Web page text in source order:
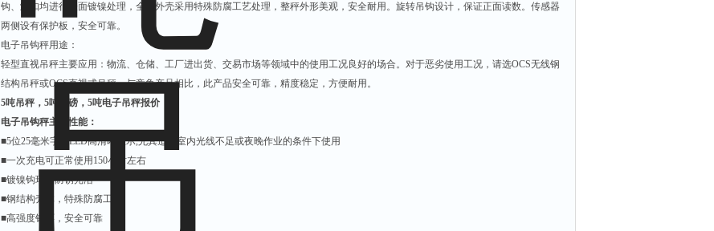
钩、卸扣均进行表面镀镍处理，全钢外壳采用特殊防腐工艺处理，整秤外形美观，安全耐用。旋转吊钩设计，保证正面读数。传感器
两侧设有保护板，安全可靠。
电子吊钩秤用途：
轻型直视吊秤主要应用：物流、仓储、工厂进出货、交易市场等领域中的使用工况良好的场合。对于恶劣使用工况，请选OCS无线钢
结构吊秤或OCS直视式吊秤。与竞争产品相比，此产品安全可靠，精度稳定，方便耐用。
5吨吊秤，5吨吊磅，5吨电子吊秤报价
电子吊钩秤主要性能：
■5位25毫米字高 LED高清晰显示,尤其适合室内光线不足或夜晚作业的条件下使用
■一次充电可正常使用 150小时左右
■镀镍钩环，防锈光洁
■钢结构壳体，特殊防腐工艺
■高强度钩环，安全可靠